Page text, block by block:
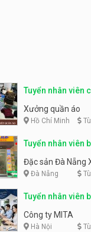
Tuyển nhân viên
sản phẩm
Xưởng quần áo
Hồ Chí Minh
Tuyển nhân viên
sản Đà Nẵng
Đặc sản Đà Nẵng
Đà Nẵng
Tuyển nhân viên
toán, kho –
Công ty MITA
Hà Nội